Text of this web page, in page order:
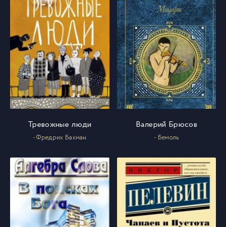
Тревожные люди
- Фредрик Бакман
Валерий Брюсов
- Бемоль